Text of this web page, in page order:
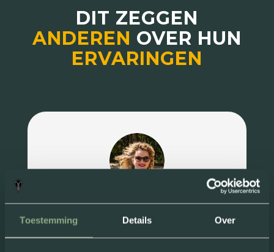
Toestemming Details Over
DIT ZEGGEN
ANDEREN OVER HUN
ERVARINGEN
“Superleukuitje om met een groep te
doen. De E-choppers zitten fijn, zelfs